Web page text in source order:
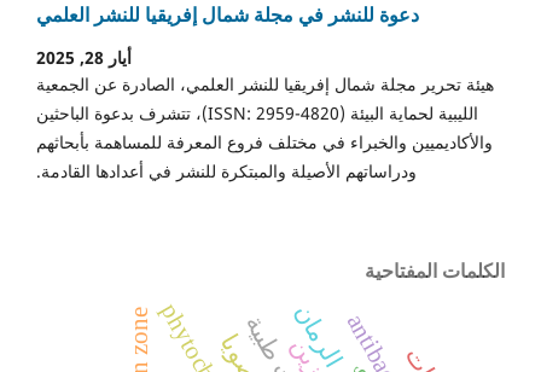
دعوة للنشر في مجلة شمال إفريقيا للنشر العلمي
أيار 28, 2025
هيئة تحرير مجلة شمال إفريقيا للنشر العلمي، الصادرة عن الجمعية
الليبية لحماية البيئة (ISSN: 2959-4820)، تتشرف بدعوة الباحثين
والأكاديميين والخبراء في مختلف فروع المعرفة للمساهمة بأبحاثهم
ودراساتهم الأصيلة والمبتكرة للنشر في أعدادها القادمة.
الكلمات المفتاحية
الرمان